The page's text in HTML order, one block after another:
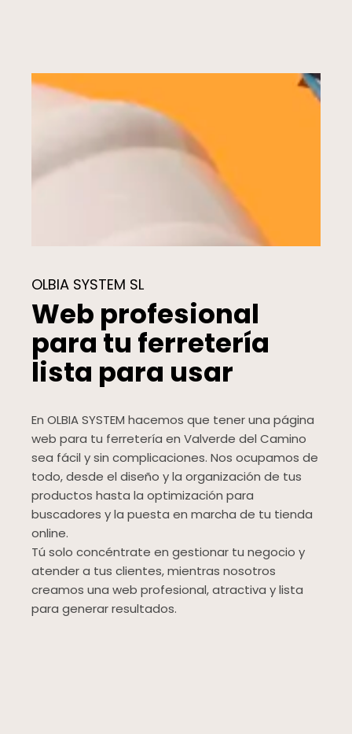
OLBIA SYSTEM SL
Web profesional
para tu ferretería
lista para usar
En OLBIA SYSTEM hacemos que tener una página
web para tu ferretería en Valverde del Camino
sea fácil y sin complicaciones. Nos ocupamos de
todo, desde el diseño y la organización de tus
productos hasta la optimización para
buscadores y la puesta en marcha de tu tienda
online.
Tú solo concéntrate en gestionar tu negocio y
atender a tus clientes, mientras nosotros
creamos una web profesional, atractiva y lista
para generar resultados.